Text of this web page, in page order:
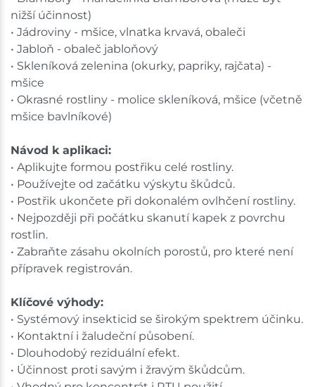
nižší účinnost)
• Jádroviny - mšice, vlnatka krvavá, obaleči
• Jabloň - obaleč jabloňový
• Skleníková zelenina (okurky, papriky, rajčata) -
mšice
• Okrasné rostliny - molice skleníková, mšice (včetně
mšice bavlníkové)
Návod k aplikaci:
• Aplikujte formou postřiku celé rostliny.
• Používejte od začátku výskytu škůdců.
• Postřik ukončete při dokonalém ovlhčení rostliny.
• Nejpozději při počátku skanutí kapek z povrchu
rostlin.
• Zabraňte zásahu okolních porostů, pro které není
přípravek registrován.
Klíčové výhody:
• Systémový insekticid se širokým spektrem účinku.
• Kontaktní i žaludeční působení.
• Dlouhodobý reziduální efekt.
• Účinnost proti savým i žravým škůdcům.